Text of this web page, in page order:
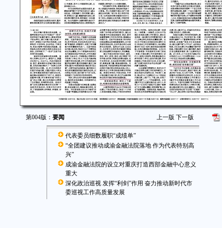
第004版： 要闻 上一版 下一版
代表委员细数履职“成绩单”
“全团建议推动成渝金融法院落地 作为代表特别高
兴”
成渝金融法院的设立对重庆打造西部金融中心意义
重大
深化政治巡视 发挥“利剑”作用 奋力推动新时代市
委巡视工作高质量发展